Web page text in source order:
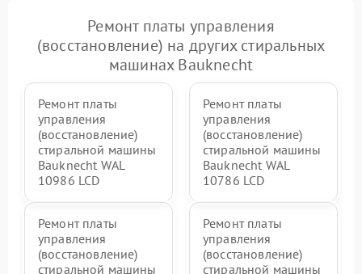
Ремонт платы управления
(восстановление) на других стиральных
машинах Bauknecht
Ремонт платы
управления
(восстановление)
стиральной машины
Bauknecht WAL
10986 LCD
Ремонт платы
управления
(восстановление)
стиральной машины
Bauknecht WAL
10786 LCD
Ремонт платы
управления
(восстановление)
стиральной машины
Ремонт платы
управления
(восстановление)
стиральной машины